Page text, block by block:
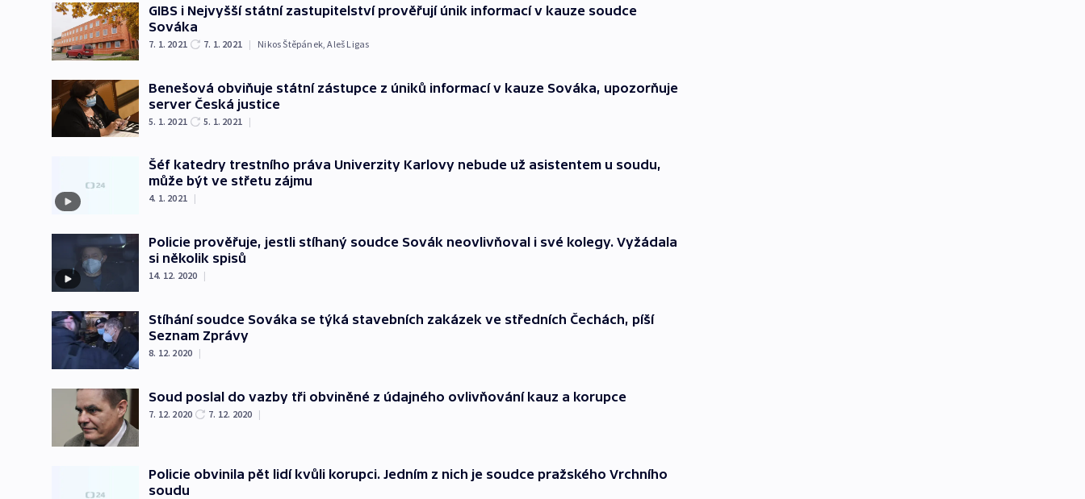
GIBS i Nejvyšší státní zastupitelství prověřují únik informací v kauze soudce
Sováka
7. 1. 2021 7. 1. 2021 | Nikos Štěpánek ,Aleš Ligas
Benešová obviňuje státní zástupce z úniků informací v kauze Sováka, upozorňuje
server Česká justice
5. 1. 2021 5. 1. 2021 |
Šéf katedry trestního práva Univerzity Karlovy nebude už asistentem u soudu,
může být ve střetu zájmu
4. 1. 2021 |
Policie prověřuje, jestli stíhaný soudce Sovák neovlivňoval i své kolegy. Vyžádala
si několik spisů
14. 12. 2020 |
Stíhání soudce Sováka se týká stavebních zakázek ve středních Čechách, píší
Seznam Zprávy
8. 12. 2020 |
Soud poslal do vazby tři obviněné z údajného ovlivňování kauz a korupce
7. 12. 2020 7. 12. 2020 |
Policie obvinila pět lidí kvůli korupci. Jedním z nich je soudce pražského Vrchního
soudu